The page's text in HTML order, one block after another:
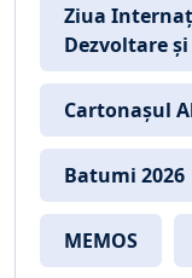
Ziua
Dezvoltare și
Cartonașul
Batumi 2026
MEMOS